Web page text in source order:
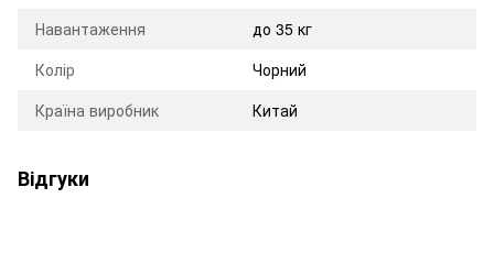
Навантаження
до 35 кг
Колір
Чорний
Країна виробник
Китай
Відгуки